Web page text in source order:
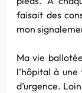
faisait des
mon
Ma vie
l’hôpital à une
d’urgence.